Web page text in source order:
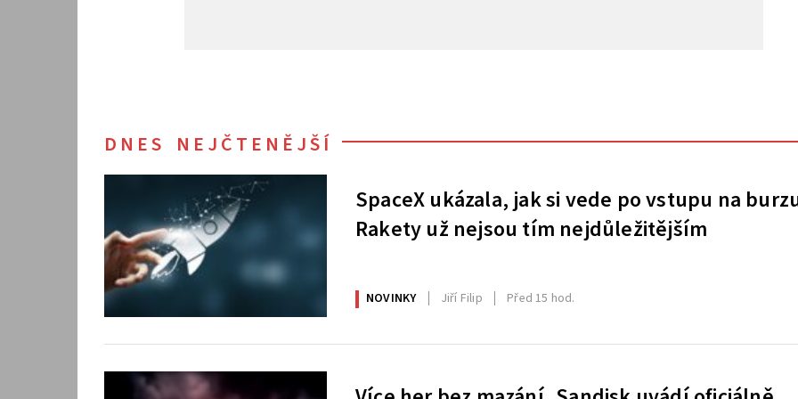
DNES NEJČTENĚJŠÍ
SpaceX ukázala, jak si vede po vstupu na
Rakety už nejsou tím nejdůležitějším
NOVINKY Jiří Filip Před 15 hod.